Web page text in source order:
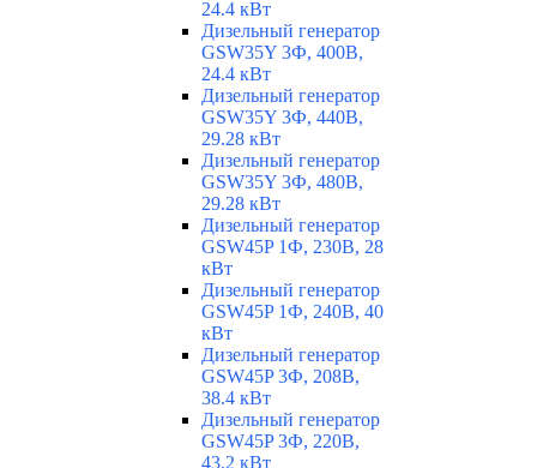
24.4 кВт
Дизельный генератор
GSW35Y 3Ф, 400В,
24.4 кВт
Дизельный генератор
GSW35Y 3Ф, 440В,
29.28 кВт
Дизельный генератор
GSW35Y 3Ф, 480В,
29.28 кВт
Дизельный генератор
GSW45P 1Ф, 230В, 28
кВт
Дизельный генератор
GSW45P 1Ф, 240В, 40
кВт
Дизельный генератор
GSW45P 3Ф, 208В,
38.4 кВт
Дизельный генератор
GSW45P 3Ф, 220В,
43.2 кВт